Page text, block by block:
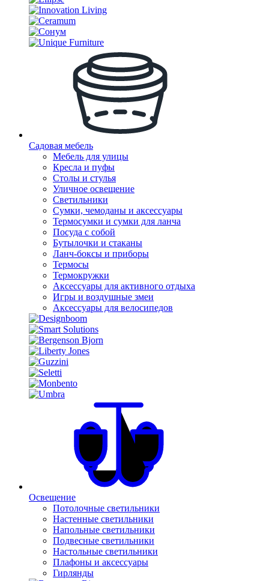
Садовая мебель
Мебель для улицы
Кресла и пуфы
Столы и стулья
Уличное освещение
Светильники
Сумки, чемоданы и аксессуары
Термосумки и сумки для ланча
Посуда с собой
Бутылочки и стаканы
Ланч-боксы и приборы
Термосы
Термокружки
Аксессуары для активного отдыха
Игры и воздушные змеи
Аксессуары для велосипедов
Освещение
Потолочные светильники
Настенные светильники
Напольные светильники
Подвесные светильники
Настольные светильники
Плафоны и аксессуары
Гирлянды